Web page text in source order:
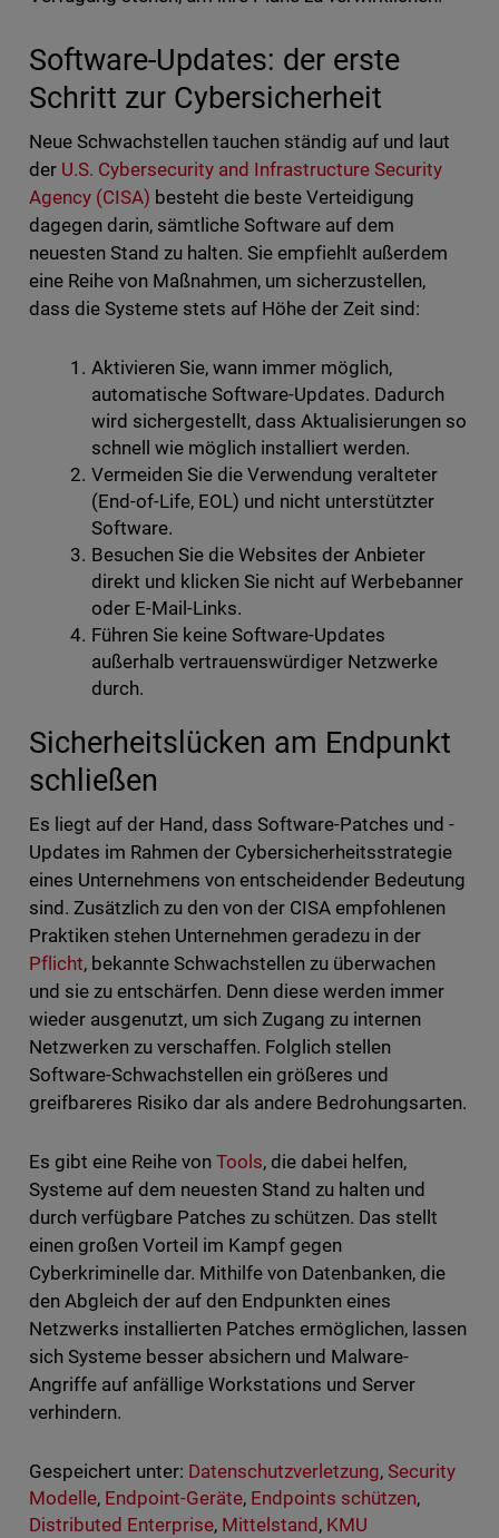
Software-Updates: der erste
Schritt zur Cybersicherheit
Neue Schwachstellen tauchen ständig auf und laut
der U.S. Cybersecurity and Infrastructure Security
Agency (CISA) besteht die beste Verteidigung
dagegen darin, sämtliche Software auf dem
neuesten Stand zu halten. Sie empfiehlt außerdem
eine Reihe von Maßnahmen, um sicherzustellen,
dass die Systeme stets auf Höhe der Zeit sind:
Aktivieren Sie, wann immer möglich,
automatische Software-Updates. Dadurch
wird sichergestellt, dass Aktualisierungen so
schnell wie möglich installiert werden.
Vermeiden Sie die Verwendung veralteter
(End-of-Life, EOL) und nicht unterstützter
Software.
Besuchen Sie die Websites der Anbieter
direkt und klicken Sie nicht auf Werbebanner
oder E-Mail-Links.
Führen Sie keine Software-Updates
außerhalb vertrauenswürdiger Netzwerke
durch.
Sicherheitslücken am Endpunkt
schließen
Es liegt auf der Hand, dass Software-Patches und -
Updates im Rahmen der Cybersicherheitsstrategie
eines Unternehmens von entscheidender Bedeutung
sind. Zusätzlich zu den von der CISA empfohlenen
Praktiken stehen Unternehmen geradezu in der
Pflicht, bekannte Schwachstellen zu überwachen
und sie zu entschärfen. Denn diese werden immer
wieder ausgenutzt, um sich Zugang zu internen
Netzwerken zu verschaffen. Folglich stellen
Software-Schwachstellen ein größeres und
greifbareres Risiko dar als andere Bedrohungsarten.
Es gibt eine Reihe von Tools, die dabei helfen,
Systeme auf dem neuesten Stand zu halten und
durch verfügbare Patches zu schützen. Das stellt
einen großen Vorteil im Kampf gegen
Cyberkriminelle dar. Mithilfe von Datenbanken, die
den Abgleich der auf den Endpunkten eines
Netzwerks installierten Patches ermöglichen, lassen
sich Systeme besser absichern und Malware-
Angriffe auf anfällige Workstations und Server
verhindern.
Gespeichert unter: Datenschutzverletzung,Security
Modelle, Endpoint-Geräte, Endpoints schützen,
Distributed Enterprise, Mittelstand , KMU